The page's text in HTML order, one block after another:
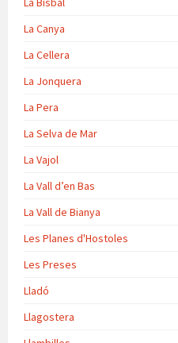
La Canya
La Cellera
La Jonquera
La Pera
La Selva de Mar
La Vajol
La Vall d’en Bas
La Vall de Bianya
Les Planes d'Hostoles
Les Preses
Lladó
Llagostera